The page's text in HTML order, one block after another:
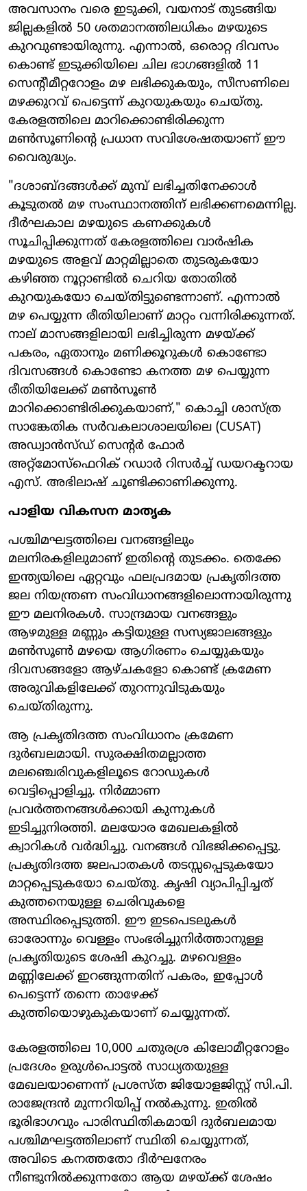
അവസാനം വരെ ഇടുക്കി, വയനാട് തുടങ്ങിയ
ജില്ലകളിൽ 50 ശതമാനത്തിലധികം മഴയുടെ
കുറവുണ്ടായിരുന്നു. എന്നാൽ, ഒരൊറ്റ ദിവസം
കൊണ്ട് ഇടുക്കിയിലെ ചില ഭാഗങ്ങളിൽ 11
സെന്റീമീറ്ററോളം മഴ ലഭിക്കുകയും, സീസണിലെ
മഴക്കുറവ് പെട്ടെന്ന് കുറയുകയും ചെയ്തു.
കേരളത്തിലെ മാറിക്കൊണ്ടിരിക്കുന്ന
മൺസൂണിന്റെ പ്രധാന സവിശേഷതയാണ് ഈ
വൈരുദ്ധ്യം.
"ദശാബ്ദങ്ങൾക്ക് മുമ്പ് ലഭിച്ചതിനേക്കാൾ
കൂടുതൽ മഴ സംസ്ഥാനത്തിന് ലഭിക്കണമെന്നില്ല.
ദീർഘകാല മഴയുടെ കണക്കുകൾ
സൂചിപ്പിക്കുന്നത് കേരളത്തിലെ വാർഷിക
മഴയുടെ അളവ് മാറ്റമില്ലാതെ തുടരുകയോ
കഴിഞ്ഞ നൂറ്റാണ്ടിൽ ചെറിയ തോതിൽ
കുറയുകയോ ചെയ്തിട്ടുണ്ടെന്നാണ്. എന്നാൽ
മഴ പെയ്യുന്ന രീതിയിലാണ് മാറ്റം വന്നിരിക്കുന്നത്.
നാല് മാസങ്ങളിലായി ലഭിച്ചിരുന്ന മഴയ്ക്ക്
പകരം, ഏതാനും മണിക്കൂറുകൾ കൊണ്ടോ
ദിവസങ്ങൾ കൊണ്ടോ കനത്ത മഴ പെയ്യുന്ന
രീതിയിലേക്ക് മൺസൂൺ
മാറിക്കൊണ്ടിരിക്കുകയാണ്," കൊച്ചി ശാസ്ത്ര
സാങ്കേതിക സർവകലാശാലയിലെ (CUSAT)
അഡ്വാൻസ്ഡ് സെന്റർ ഫോർ
അറ്റ്മോസ്ഫെറിക് റഡാർ റിസർച്ച് ഡയറക്ടറായ
എസ്. അഭിലാഷ് ചൂണ്ടിക്കാണിക്കുന്നു.
പാളിയ വികസന മാതൃക
പശ്ചിമഘട്ടത്തിലെ വനങ്ങളിലും
മലനിരകളിലുമാണ് ഇതിന്റെ തുടക്കം. തെക്കേ
ഇന്ത്യയിലെ ഏറ്റവും ഫലപ്രദമായ പ്രകൃതിദത്ത
ജല നിയന്ത്രണ സംവിധാനങ്ങളിലൊന്നായിരുന്നു
ഈ മലനിരകൾ. സാന്ദ്രമായ വനങ്ങളും
ആഴമുള്ള മണ്ണും കട്ടിയുള്ള സസ്യജാലങ്ങളും
മൺസൂൺ മഴയെ ആഗിരണം ചെയ്യുകയും
ദിവസങ്ങളോ ആഴ്ചകളോ കൊണ്ട് ക്രമേണ
അരുവികളിലേക്ക് തുറന്നുവിടുകയും
ചെയ്തിരുന്നു.
ആ പ്രകൃതിദത്ത സംവിധാനം ക്രമേണ
ദുർബലമായി. സുരക്ഷിതമല്ലാത്ത
മലഞ്ചെരിവുകളിലൂടെ റോഡുകൾ
വെട്ടിപ്പൊളിച്ചു. നിർമ്മാണ
പ്രവർത്തനങ്ങൾക്കായി കുന്നുകൾ
ഇടിച്ചുനിരത്തി. മലയോര മേഖലകളിൽ
ക്വാറികൾ വർദ്ധിച്ചു. വനങ്ങൾ വിഭജിക്കപ്പെട്ടു.
പ്രകൃതിദത്ത ജലപാതകൾ തടസ്സപ്പെടുകയോ
മാറ്റപ്പെടുകയോ ചെയ്തു. കൃഷി വ്യാപിപ്പിച്ചത്
കുത്തനെയുള്ള ചെരിവുകളെ
അസ്ഥിരപ്പെടുത്തി. ഈ ഇടപെടലുകൾ
ഓരോന്നും വെള്ളം സംഭരിച്ചുനിർത്താനുള്ള
പ്രകൃതിയുടെ ശേഷി കുറച്ചു. മഴവെള്ളം
മണ്ണിലേക്ക് ഇറങ്ങുന്നതിന് പകരം, ഇപ്പോൾ
പെട്ടെന്ന് തന്നെ താഴേക്ക്
കുത്തിയൊഴുകുകയാണ് ചെയ്യുന്നത്.
കേരളത്തിലെ 10,000 ചതുരശ്ര കിലോമീറ്ററോളം
പ്രദേശം ഉരുൾപൊട്ടൽ സാധ്യതയുള്ള
മേഖലയാണെന്ന് പ്രശസ്ത ജിയോളജിസ്റ്റ് സി.പി.
രാജേന്ദ്രൻ മുന്നറിയിപ്പ് നൽകുന്നു. ഇതിൽ
ഭൂരിഭാഗവും പാരിസ്ഥിതികമായി ദുർബലമായ
പശ്ചിമഘട്ടത്തിലാണ് സ്ഥിതി ചെയ്യുന്നത്,
അവിടെ കനത്തതോ ദീർഘനേരം
നീണ്ടുനിൽക്കുന്നതോ ആയ മഴയ്ക്ക് ശേഷം